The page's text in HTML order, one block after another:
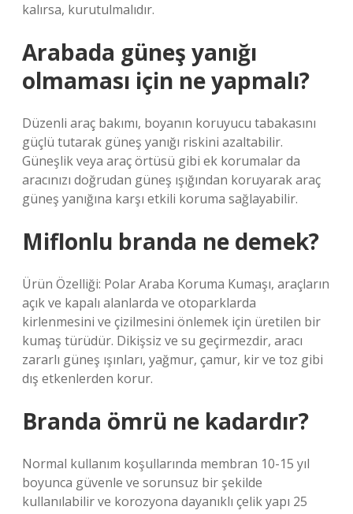
kalırsa, kurutulmalıdır.
Arabada güneş yanığı
olmaması için ne yapmalı?
Düzenli araç bakımı, boyanın koruyucu tabakasını
güçlü tutarak güneş yanığı riskini azaltabilir.
Güneşlik veya araç örtüsü gibi ek korumalar da
aracınızı doğrudan güneş ışığından koruyarak araç
güneş yanığına karşı etkili koruma sağlayabilir.
Miflonlu branda ne demek?
Ürün Özelliği: Polar Araba Koruma Kumaşı, araçların
açık ve kapalı alanlarda ve otoparklarda
kirlenmesini ve çizilmesini önlemek için üretilen bir
kumaş türüdür. Dikişsiz ve su geçirmezdir, aracı
zararlı güneş ışınları, yağmur, çamur, kir ve toz gibi
dış etkenlerden korur.
Branda ömrü ne kadardır?
Normal kullanım koşullarında membran 10-15 yıl
boyunca güvenle ve sorunsuz bir şekilde
kullanılabilir ve korozyona dayanıklı çelik yapı 25